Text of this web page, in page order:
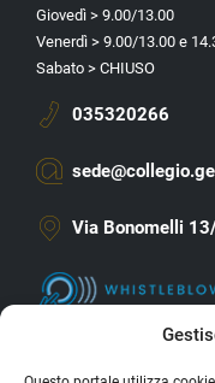
Giovedì > 9.00/13.00
Venerdì > 9.00/13.00 e
Sabato > CHIUSO
035320266
Via Bonomelli